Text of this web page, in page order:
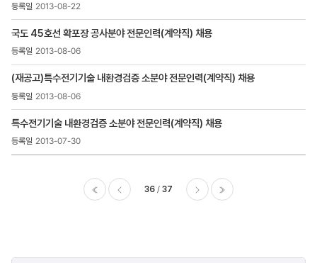
2013-08-22
국도 45호선 확포장 공사분야 전문인력(계약직) 채용
2013-08-06
(재공고)특수전기기술 내환경검증 소분야 전문인력(계약직) 채용
2013-08-06
특수전기기술 내환경검증 소분야 전문인력(계약직) 채용
2013-07-30
36 37